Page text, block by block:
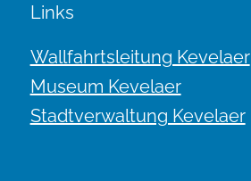
Links
Wallfahrtsleitung Kevelaer
Museum Kevelaer
Stadtverwaltung Kevelaer